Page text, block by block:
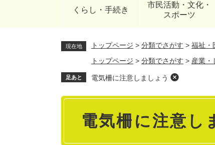
くらし・手続き
市民活動・文化・
スポーツ
現在地 トップページ > 分類でさがす > 福祉・
トップページ > 分類でさがす > 産業・
足あと 電気柵に注意しましょう
本
電気柵に注意し